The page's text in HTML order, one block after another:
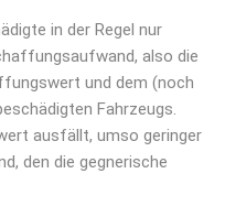
in der Regel nur
also die
und dem (noch
Fahrzeugs.
ausfällt, umso geringer
den die gegnerische